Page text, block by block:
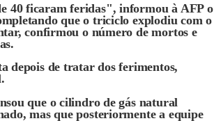
40 ficaram feridas", informou à AFP o
que o triciclo explodiu com o
confirmou o número de mortos e
depois de tratar dos ferimentos,
que o cilindro de gás natural
mas que posteriormente a equipe